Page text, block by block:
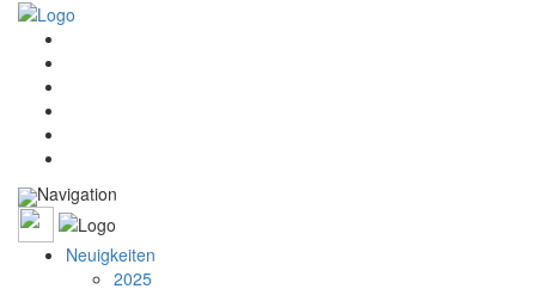
Navigation
Neuigkeiten
2025